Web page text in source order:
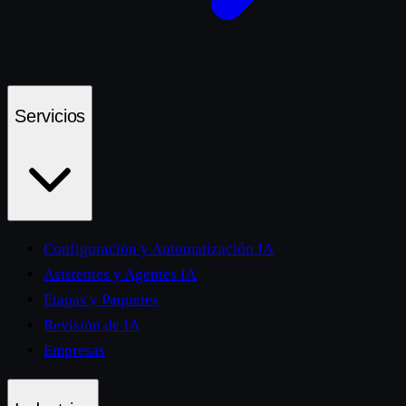
Servicios
Configuración y Automatización IA
Asistentes y Agentes IA
Etapas y Paquetes
Revisión de IA
Empresas